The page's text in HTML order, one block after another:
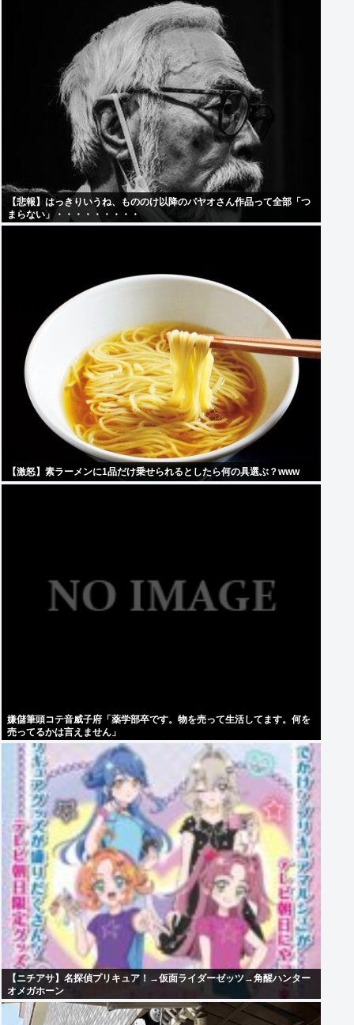
【悲報】はっきりいうね、もののけ以降のパヤオさん作品って全部「つ
まらない」・・・・・・・・・
【激怒】素ラーメンに1品だけ乗せられるとしたら何の具選ぶ？www
嫌儲筆頭コテ音威子府「薬学部卒です。物を売って生活してます。何を
売ってるかは言えません」
【ニチアサ】名探偵プリキュア！→仮面ライダーゼッツ→角醒ハンター
オメガホーン